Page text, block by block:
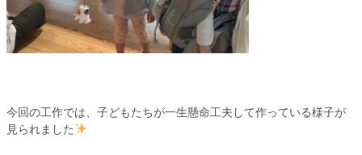
今回の工作では、子どもたちが一生懸命工夫して作っている様子が
見られました